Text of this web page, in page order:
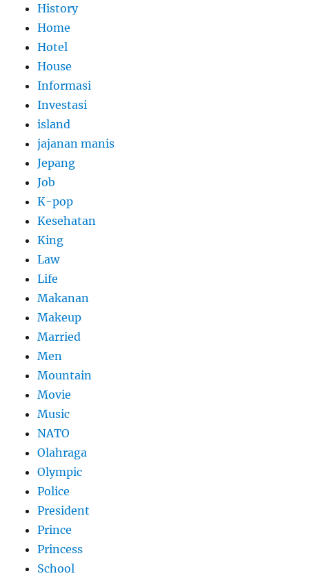
History
Home
Hotel
House
Informasi
Investasi
island
jajanan manis
Jepang
Job
K-pop
Kesehatan
King
Law
Life
Makanan
Makeup
Married
Men
Mountain
Movie
Music
NATO
Olahraga
Olympic
Police
President
Prince
Princess
School